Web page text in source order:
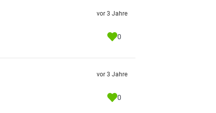
vor 3 Jahre
0
vor 3 Jahre
0